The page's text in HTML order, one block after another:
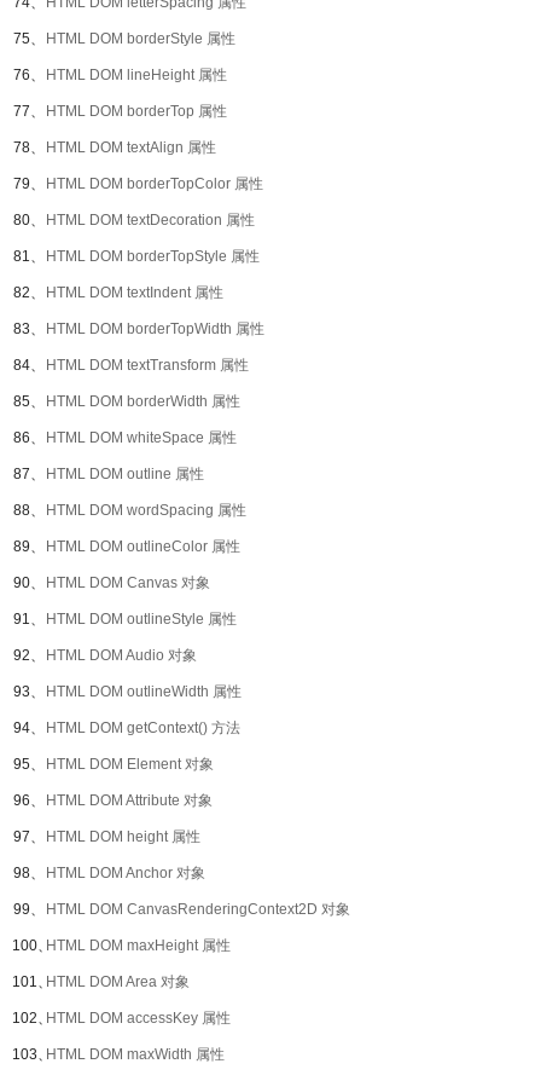
75、 HTML DOM borderStyle 属性
76、 HTML DOM lineHeight 属性
77、 HTML DOM borderTop 属性
78、 HTML DOM textAlign 属性
79、 HTML DOM borderTopColor 属性
80、 HTML DOM textDecoration 属性
81、 HTML DOM borderTopStyle 属性
82、 HTML DOM textIndent 属性
83、 HTML DOM borderTopWidth 属性
84、 HTML DOM textTransform 属性
85、 HTML DOM borderWidth 属性
86、 HTML DOM whiteSpace 属性
87、 HTML DOM outline 属性
88、 HTML DOM wordSpacing 属性
89、 HTML DOM outlineColor 属性
90、 HTML DOM Canvas 对象
91、 HTML DOM outlineStyle 属性
92、 HTML DOM Audio 对象
93、 HTML DOM outlineWidth 属性
94、 HTML DOM getContext() 方法
95、 HTML DOM Element 对象
96、 HTML DOM Attribute 对象
97、 HTML DOM height 属性
98、 HTML DOM Anchor 对象
99、 HTML DOM CanvasRenderingContext2D 对象
100、HTML DOM maxHeight 属性
101、HTML DOM Area 对象
102、HTML DOM accessKey 属性
103、HTML DOM maxWidth 属性